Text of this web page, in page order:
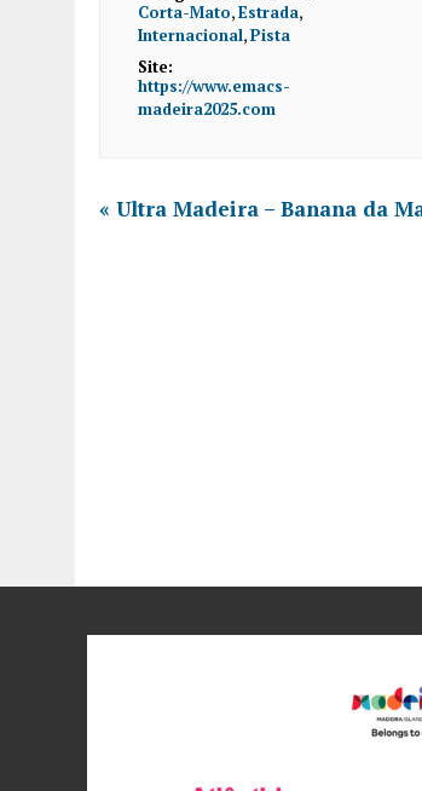
Corta-Mato,Estrada,
Internacional,Pista
Site:
https://www.emacs-
madeira2025.com
« Ultra Madeira – Banana da